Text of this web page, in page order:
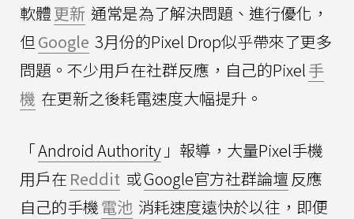
軟體更新 通常是為了解決問題、進行優化，
但 Google 3月份的Pixel Drop似乎帶來了更多
問題。不少用戶在社群反應，自己的Pixel手
機 在更新之後耗電速度大幅提升。
「Android Authority 」報導，大量Pixel手機
用戶在 Reddit 或Google官方社群論壇 反應
自己的手機電池 消耗速度遠快於以往，即便